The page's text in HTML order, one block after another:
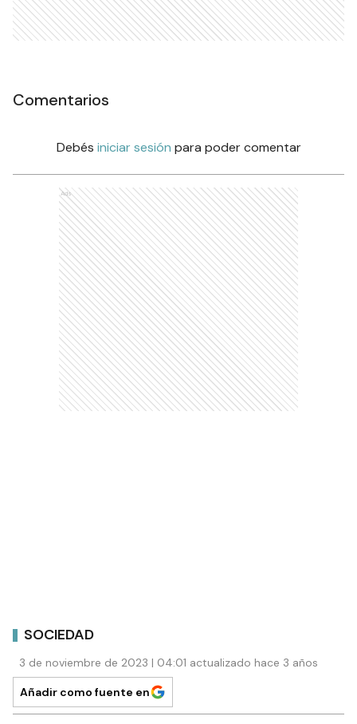
Comentarios
Debés iniciar sesión para poder comentar
Ads
SOCIEDAD
3 de noviembre de 2023 | 04:01 actualizado hace 3 años
Añadir como fuente en